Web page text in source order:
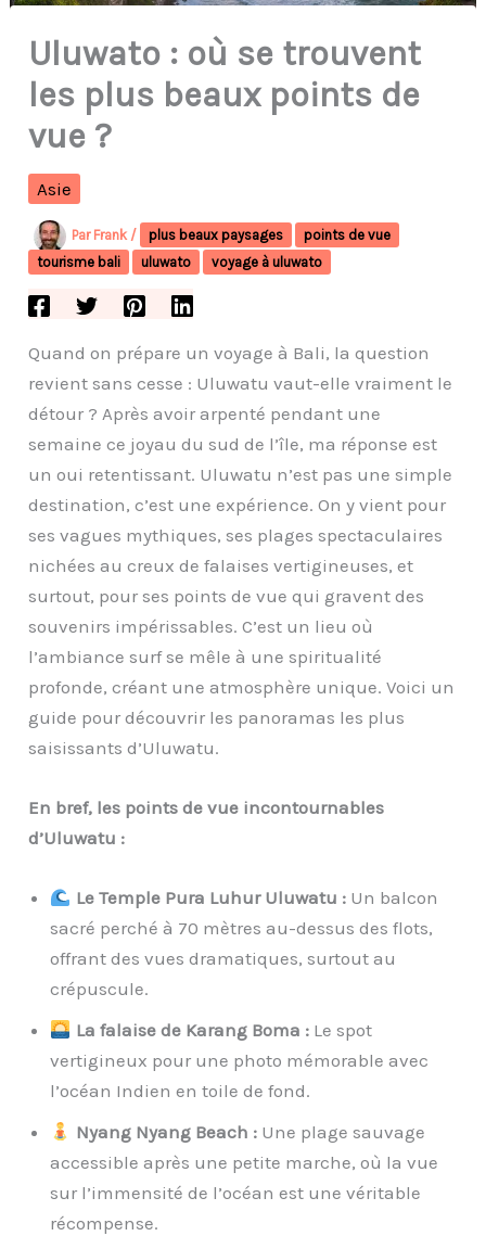
Uluwato : où se trouvent
les plus beaux points de
vue ?
Asie
Par Frank / plus beaux paysages
points de vue
tourisme bali
uluwato voyage à uluwato
Quand on prépare un voyage à Bali, la question
revient sans cesse : Uluwatu vaut-elle vraiment le
détour ? Après avoir arpenté pendant une
semaine ce joyau du sud de l’île, ma réponse est
un oui retentissant. Uluwatu n’est pas une simple
destination, c’est une expérience. On y vient pour
ses vagues mythiques, ses plages spectaculaires
nichées au creux de falaises vertigineuses, et
surtout, pour ses points de vue qui gravent des
souvenirs impérissables. C’est un lieu où
l’ambiance surf se mêle à une spiritualité
profonde, créant une atmosphère unique. Voici un
guide pour découvrir les panoramas les plus
saisissants d’Uluwatu.
En bref, les points de vue incontournables
d’Uluwatu :
Le Temple Pura Luhur Uluwatu :Un balcon
sacré perché à 70 mètres au-dessus des flots,
offrant des vues dramatiques, surtout au
crépuscule.
La falaise de Karang Boma :Le spot
vertigineux pour une photo mémorable avec
l’océan Indien en toile de fond.
Nyang Nyang Beach :Une plage sauvage
accessible après une petite marche, où la vue
sur l’immensité de l’océan est une véritable
récompense.